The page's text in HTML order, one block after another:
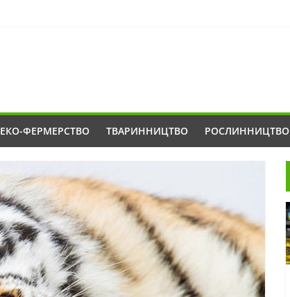
ЕКО-ФЕРМЕРСТВО ТВАРИННИЦТВО РОСЛИННИЦТВО